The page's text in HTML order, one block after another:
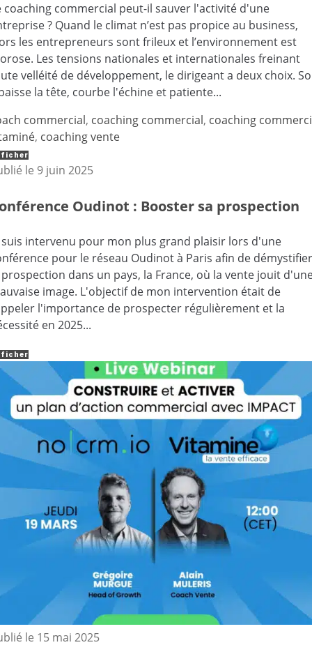
coaching commercial peut-il sauver l'activité d'une
? Quand le climat n’est pas propice au business,
les entrepreneurs sont frileux et l’environnement est
Les tensions nationales et internationales freinant
velléité de développement, le dirigeant a deux choix.
la tête, courbe l'échine et patiente...
commercial, coaching commercial, coaching
, coaching vente
le 9 juin 2025
Oudinot : Booster sa prospection
suis intervenu pour mon plus grand plaisir lors d'une
pour le réseau Oudinot à Paris afin de démystifier
dans un pays, la France, où la vente jouit
image. L'objectif de mon intervention était de
l'importance de prospecter régulièrement et la
en 2025...
le 15 mai 2025